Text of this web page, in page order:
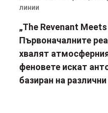
„The Revenant
Първоначалните
хвалят
феновете искат
базиран на